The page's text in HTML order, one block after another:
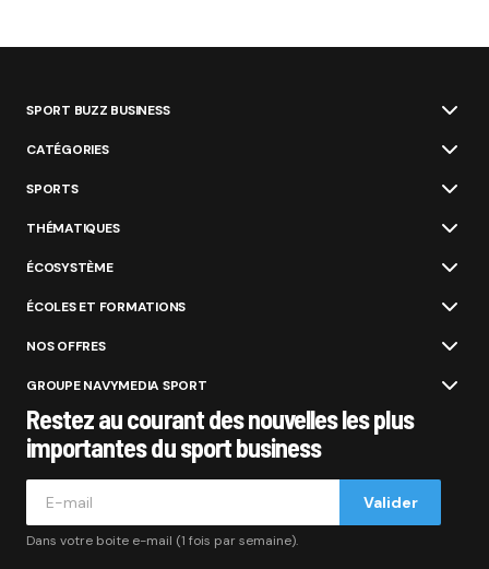
SPORT BUZZ BUSINESS
CATÉGORIES
SPORTS
THÉMATIQUES
ÉCOSYSTÈME
ÉCOLES ET FORMATIONS
NOS OFFRES
GROUPE NAVYMEDIA SPORT
Restez au courant des nouvelles les plus
importantes du sport business
Valider
Dans votre boite e-mail (1 fois par semaine).